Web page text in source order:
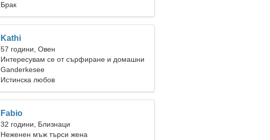
Брак
Kathi
57 години, Овен
Интересувам се от сърфиране и домашни
любимци
Ganderkesee
Истинска любов
Fabio
32 години, Близнаци
Неженен мъж търси жена